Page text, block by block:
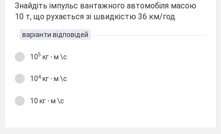
Знайдіть імпульс вантажного автомобіля масою
10 т, що рухається зі швидкістю 36 км/год.
варіанти відповідей
105 кг ⋅ м \с
104 кг ⋅ м \с
10 кг ⋅ м \с